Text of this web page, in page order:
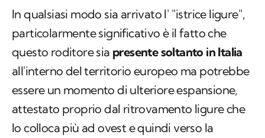
In qualsiasi modo sia arrivato l' "istrice ligure",
particolarmente significativo è il fatto che
questo roditore sia presente soltanto in Italia
all'interno del territorio europeo ma potrebbe
essere un momento di ulteriore espansione,
attestato proprio dal ritrovamento ligure che
lo colloca più ad ovest e quindi verso la